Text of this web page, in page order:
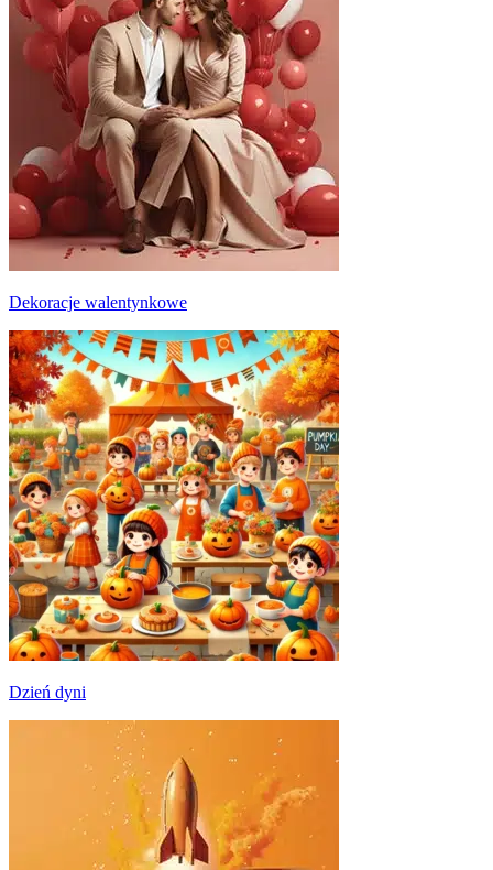
Dekoracje walentynkowe
Dzień dyni